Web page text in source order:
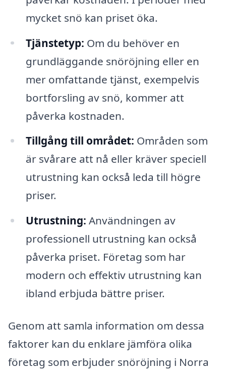
mycket snö kan priset öka.
Tjänstetyp: Om du behöver en
grundläggande snöröjning eller en
mer omfattande tjänst, exempelvis
bortforsling av snö, kommer att
påverka kostnaden.
Tillgång till området: Områden som
är svårare att nå eller kräver speciell
utrustning kan också leda till högre
priser.
Utrustning: Användningen av
professionell utrustning kan också
påverka priset. Företag som har
modern och effektiv utrustning kan
ibland erbjuda bättre priser.
Genom att samla information om dessa
faktorer kan du enklare jämföra olika
företag som erbjuder snöröjning i Norra